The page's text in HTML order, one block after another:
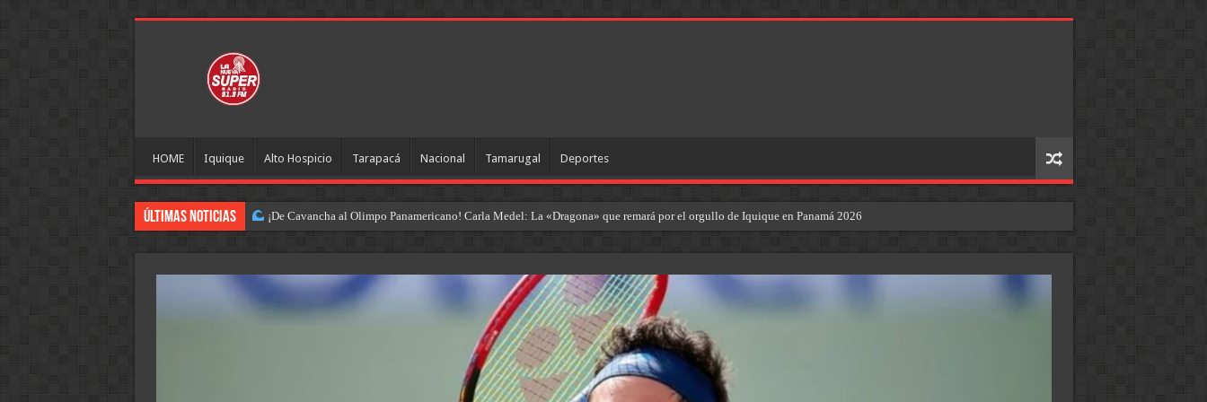
HOME Iquique Alto Hospicio Tarapacá Nacional Tamarugal Deportes
Últimas Noticias ¡De Cavancha al Olimpo Panamericano! Carla Medel: La «Dragona» que remará por el orgullo de Iquique en Panamá 2026